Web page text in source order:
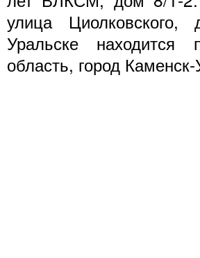
улица
Уральске
область, город